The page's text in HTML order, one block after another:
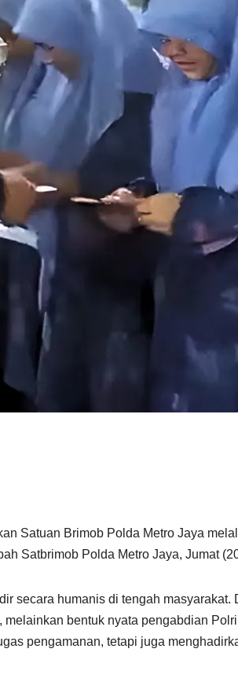
Satuan Brimob Polda Metro Jaya
Satbrimob Polda Metro Jaya, Jumat
secara humanis di tengah
bentuk nyata pengabdian
pengamanan, tetapi juga